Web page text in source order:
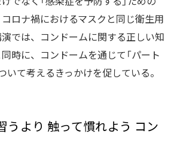
ロナ禍におけるマスクと同じ衛生用
では、コンドームに関する正しい知
時に、コンドームを通じて「パート
いて考えるきっかけを促している。
うより 触って慣れよう コン